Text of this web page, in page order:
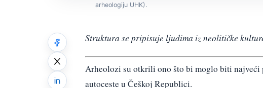
arheologiju UHK).
Struktura se pripisuje ljudima iz neolitičke
Arheolozi su otkrili ono što bi moglo biti
autoceste u Češkoj Republici.